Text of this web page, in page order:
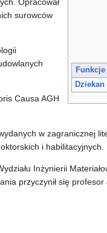
Funkcje
Dziekan
surowców
Causa AGH
w zagranicznej
i habilitacyjnych.
Inżynierii
przyczynił się